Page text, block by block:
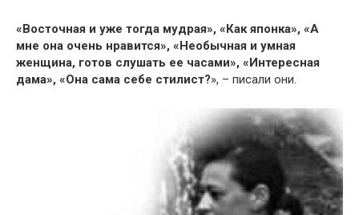
«Восточная и уже тогда мудрая», «Как японка», «А
мне она очень нравится», «Необычная и умная
женщина, готов слушать ее часами», «Интересная
дама», «Она сама себе стилист?», – писали они.